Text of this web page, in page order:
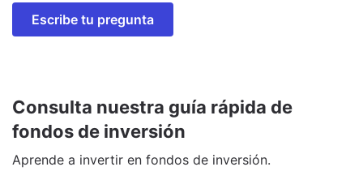
Escribe tu pregunta
Consulta nuestra guía rápida de
fondos de inversión
Aprende a invertir en fondos de inversión.